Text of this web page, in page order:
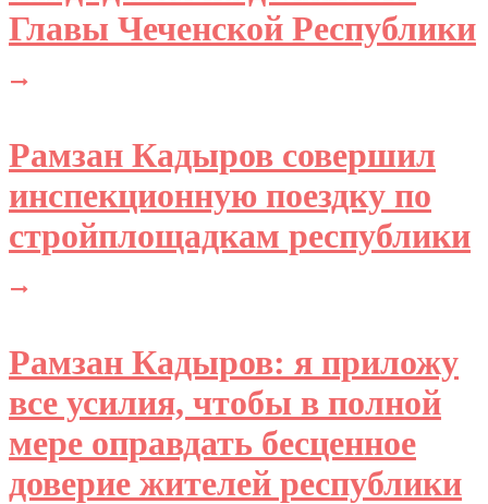
Главы Чеченской Республики
Рамзан Кадыров совершил
инспекционную поездку по
стройплощадкам республики
Рамзан Кадыров: я приложу
все усилия, чтобы в полной
мере оправдать бесценное
доверие жителей республики